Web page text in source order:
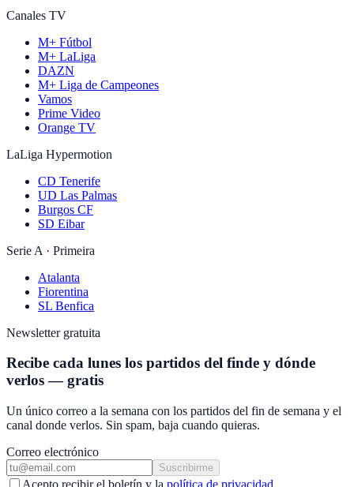
Canales TV
M+ Fútbol
M+ LaLiga
DAZN
M+ Liga de Campeones
Vamos
Prime Video
Orange TV
LaLiga Hypermotion
CD Tenerife
UD Las Palmas
Burgos CF
SD Eibar
Serie A · Primeira
Atalanta
Fiorentina
SL Benfica
Newsletter gratuita
Recibe cada lunes los partidos del finde y dónde
verlos — gratis
Un único correo a la semana con los partidos del fin de semana y el
canal donde verlos. Sin spam, baja cuando quieras.
Correo electrónico
Suscribirme